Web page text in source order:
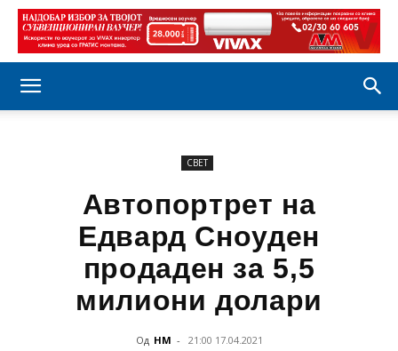
СВЕТ
Автопортрет на
Едвард Сноуден
продаден за 5,5
милиони долари
Од НМ - 21:00 17.04.2021